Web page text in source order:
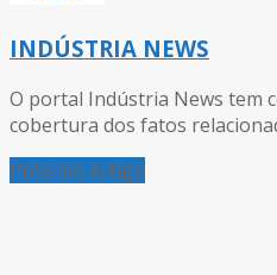
INDÚSTRIA NEWS
O portal Indústria News tem
cobertura dos fatos
Próximo Artigo